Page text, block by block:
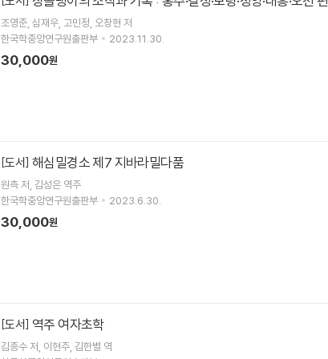
조영준 심재우 고민정 오창현 저
한국학중앙연구원출판부
2023.11.30.
30,000원
[도서] 해심밀경소 제7 지바라밀다품
원측저 김성은 역주
한국학중앙연구원출판부
2023.6.30.
30,000원
[도서] 역주 여자초학
김종수저 이현주 김한별 역